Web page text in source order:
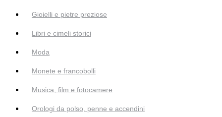
Gioielli e pietre preziose
Libri e cimeli storici
Moda
Monete e francobolli
Musica, film e fotocamere
Orologi da polso, penne e accendini